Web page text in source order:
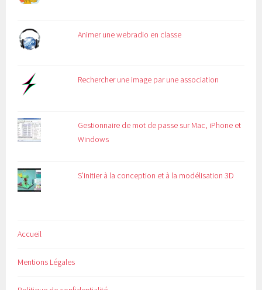
Animer une webradio en classe
Rechercher une image par une association
Gestionnaire de mot de passe sur Mac, iPhone et
Windows
S'initier à la conception et à la modélisation 3D
Accueil
Mentions Légales